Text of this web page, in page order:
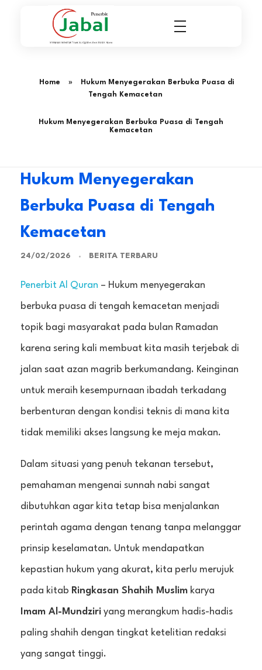
Home »
Hukum Menyegerakan Berbuka Puasa di
Tengah Kemacetan
Hukum Menyegerakan Berbuka Puasa di Tengah
Kemacetan
Hukum Menyegerakan
Berbuka Puasa di Tengah
Kemacetan
24/02/2026 BERITA TERBARU
Penerbit Al Quran – Hukum menyegerakan
berbuka puasa di tengah kemacetan menjadi
topik bagi masyarakat pada bulan Ramadan
karena sering kali membuat kita masih terjebak di
jalan saat azan magrib berkumandang. Keinginan
untuk meraih kesempurnaan ibadah terkadang
berbenturan dengan kondisi teknis di mana kita
tidak memiliki akses langsung ke meja makan.
Dalam situasi yang penuh tekanan tersebut,
pemahaman mengenai sunnah nabi sangat
dibutuhkan agar kita tetap bisa menjalankan
perintah agama dengan tenang tanpa melanggar
prinsip keselamatan. Untuk mendapatkan
kepastian hukum yang akurat, kita perlu merujuk
pada kitab Ringkasan Shahih Muslim karya
Imam Al-Mundziri yang merangkum hadis-hadis
paling shahih dengan tingkat ketelitian redaksi
yang sangat tinggi.